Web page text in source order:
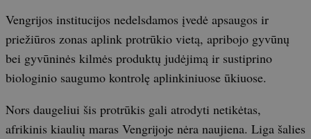
Vengrijos institucijos nedelsdamos įvedė apsaugos ir
priežiūros zonas aplink protrūkio vietą, apribojo gyvūnų
bei gyvūninės kilmės produktų judėjimą ir sustiprino
biologinio saugumo kontrolę aplinkiniuose ūkiuose.
Nors daugeliui šis protrūkis gali atrodyti netikėtas,
afrikinis kiaulių maras Vengrijoje nėra naujiena. Liga šalies